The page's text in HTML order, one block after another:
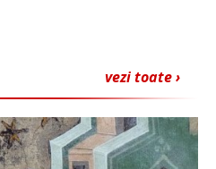
vezi toate ›